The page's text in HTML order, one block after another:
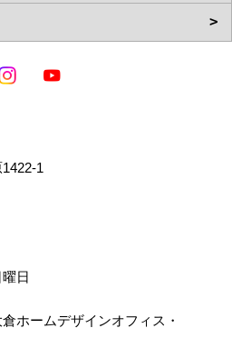
1422-1
日
ホームデザインオフィス・